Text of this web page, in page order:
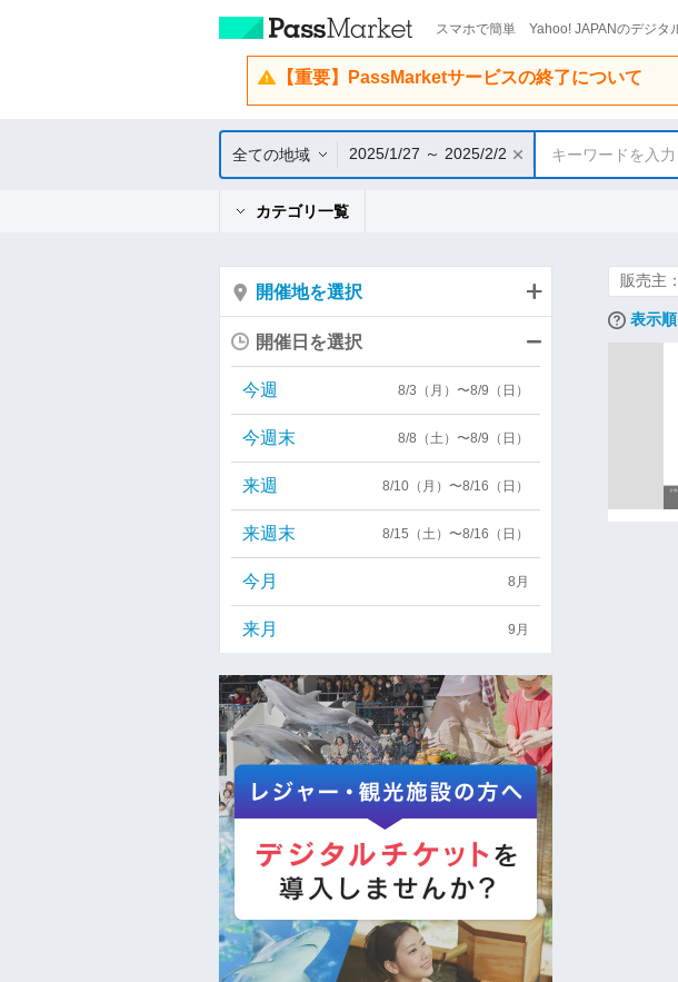
スマホで簡単 Yahoo! JAPANのデジタ
【重要】PassMarketサービスの終了について
全ての地域 2025/1/27 ～ 2025/2/2 キーワードを入力
カテゴリ一覧
販売主
表示
開催地を選択
開催日を選択
今週 8/3（月）〜8/9（日）
今週末 8/8（土）〜8/9（日）
来週 8/10（月）〜8/16（日）
来週末 8/15（土）〜8/16（日）
今月 8月
来月 9月